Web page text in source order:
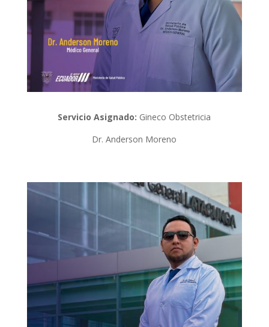
Servicio Asignado: Gineco Obstetricia
Dr. Anderson Moreno